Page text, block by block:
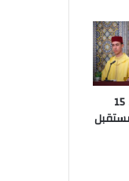
جلالة الملك يحدد 15